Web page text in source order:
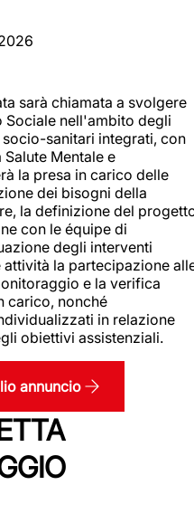
sarà chiamata a svolgere
nell'ambito degli
sanitari integrati, con
Mentale e
la presa in carico delle
dei bisogni della
la definizione del
con le équipe di
degli interventi
la partecipazione
e la verifica
carico, nonché
in relazione
obiettivi assistenziali.
annuncio